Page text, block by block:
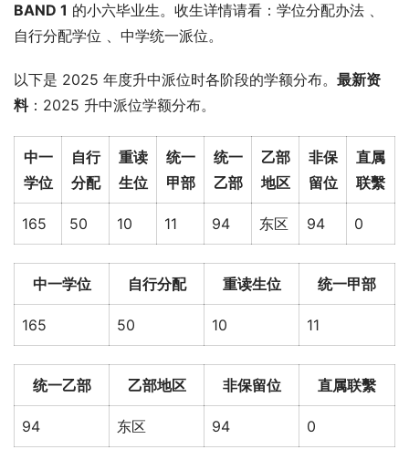
BAND 1 的小六毕业生。收生详情请看：学位分配办法 、
自行分配学位 、中学统一派位。
以下是 2025 年度升中派位时各阶段的学额分布。 最新资
料：2025 升中派位学额分布。
中一
学位
自行
分配
重读
生位
统一
甲部
统一
乙部
乙部
地区
非保
留位
直属
联繫
165 50 10 11 94 东区 94 0
中一学位 自行分配 重读生位 统一甲部
165 50 10 11
统一乙部 乙部地区 非保留位 直属联繫
94 东区 94 0